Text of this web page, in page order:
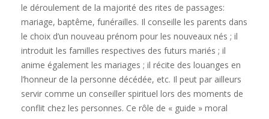
le déroulement de la majorité des rites de passages:
mariage, baptême, funérailles. Il conseille les parents dans
le choix d’un nouveau prénom pour les nouveaux nés ; il
introduit les familles respectives des futurs mariés ; il
anime également les mariages ; il récite des louanges en
l’honneur de la personne décédée, etc. Il peut par ailleurs
servir comme un conseiller spirituel lors des moments de
conflit chez les personnes. Ce rôle de « guide » moral